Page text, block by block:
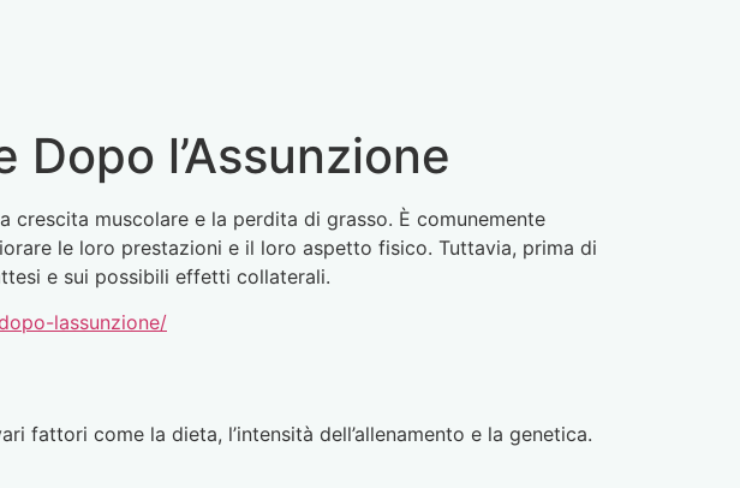
l’Assunzione
muscolare e la perdita di grasso. È comunemente
le loro prestazioni e il loro aspetto fisico. Tuttavia, prima di
e sui possibili effetti collaterali.
lassunzione/
fattori come la dieta, l’intensità dell’allenamento e la genetica.